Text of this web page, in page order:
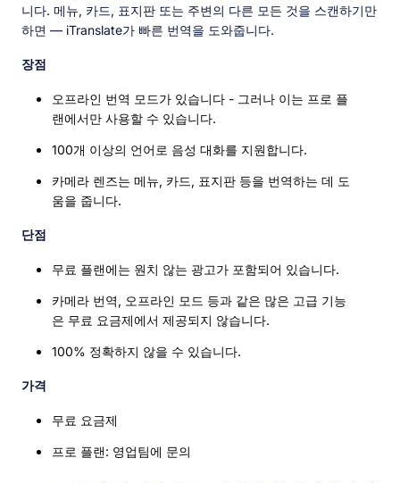
니다. 메뉴, 카드, 표지판 또는 주변의 다른 모든 것을 스캔하기만
하면 — iTranslate가 빠른 번역을 도와줍니다.
장점
오프라인 번역 모드가 있습니다 - 그러나 이는 프로 플
랜에서만 사용할 수 있습니다.
100개 이상의 언어로 음성 대화를 지원합니다.
카메라 렌즈는 메뉴, 카드, 표지판 등을 번역하는 데 도
움을 줍니다.
단점
무료 플랜에는 원치 않는 광고가 포함되어 있습니다.
카메라 번역, 오프라인 모드 등과 같은 많은 고급 기능
은 무료 요금제에서 제공되지 않습니다.
100% 정확하지 않을 수 있습니다.
가격
무료 요금제
프로 플랜: 영업팀에 문의